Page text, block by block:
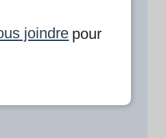
joindre pour